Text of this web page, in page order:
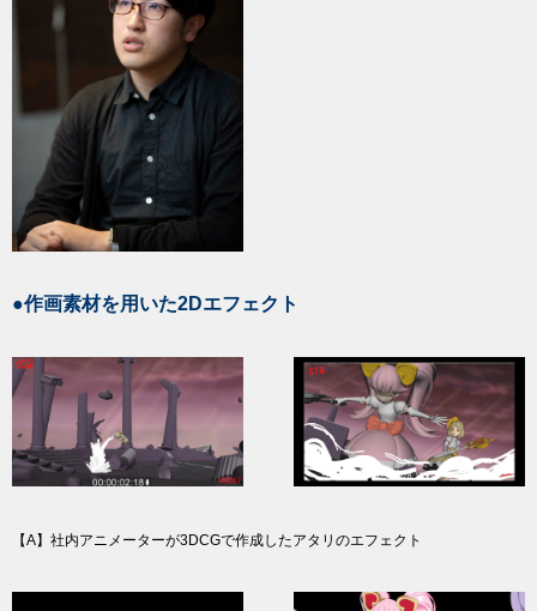
●作画素材を用いた2Dエフェクト
【A】社内アニメーターが3DCGで作成したアタリのエフェクト